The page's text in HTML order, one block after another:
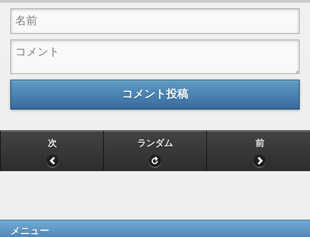
コメント投稿
次 ランダム 前
メニュー